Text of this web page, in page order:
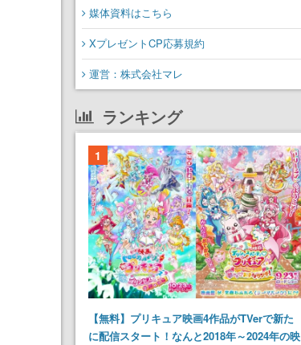
媒体資料はこちら
XプレゼントCP応募規約
運営：株式会社マレ
ランキング
1
【無料】プリキュア映画4作品がTVerで新た
に配信スタート！なんと2018年～2024年の映